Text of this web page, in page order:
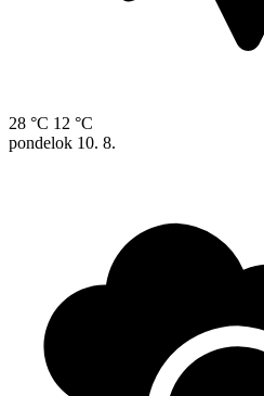
28 °C 12 °C
pondelok 10. 8.